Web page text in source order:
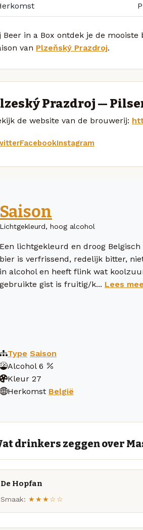
Beer in a Box ontdek je de
van Plzeňský Prazdroj.
Prazdroj —
de website van de brouwerij:
FacebookInstagram
Saison
Lichtgekleurd, hoog alcohol
Een lichtgekleurd en droog Belgisch
bier is verfrissend, redelijk bitter,
in alcohol en heeft flink wat
gebruikte gist is fruitig/k... Lees
Type Saison
Alcohol 6
Kleur 27
Herkomst België
drinkers zeggen over
De Hopfan
Smaak: ★★★☆☆